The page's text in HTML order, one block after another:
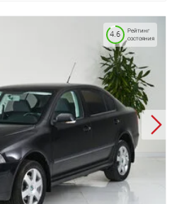
Рейтинг
состояния
4.6